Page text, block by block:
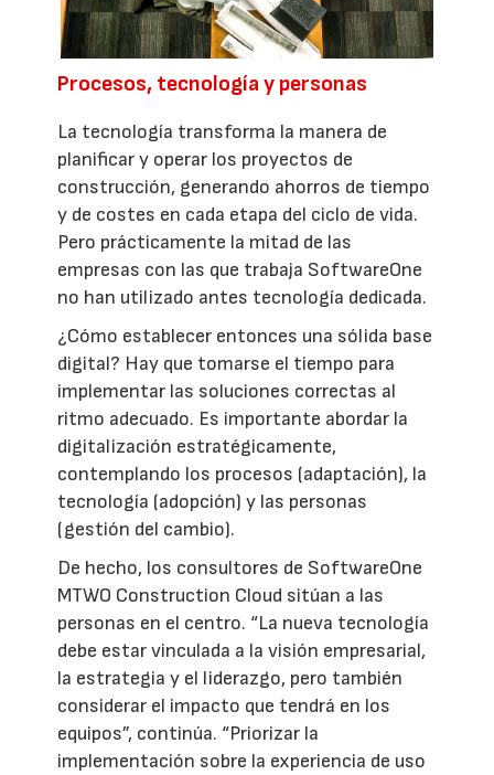
Procesos, tecnología y personas
La tecnología transforma la manera de
planificar y operar los proyectos de
construcción, generando ahorros de tiempo
y de costes en cada etapa del ciclo de vida.
Pero prácticamente la mitad de las
empresas con las que trabaja SoftwareOne
no han utilizado antes tecnología dedicada.
¿Cómo establecer entonces una sólida base
digital? Hay que tomarse el tiempo para
implementar las soluciones correctas al
ritmo adecuado. Es importante abordar la
digitalización estratégicamente,
contemplando los procesos (adaptación), la
tecnología (adopción) y las personas
(gestión del cambio).
De hecho, los consultores de SoftwareOne
MTWO Construction Cloud sitúan a las
personas en el centro. “La nueva tecnología
debe estar vinculada a la visión empresarial,
la estrategia y el liderazgo, pero también
considerar el impacto que tendrá en los
equipos”, continúa. “Priorizar la
implementación sobre la experiencia de uso